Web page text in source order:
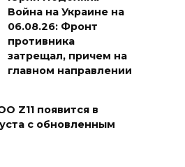
Война на Украине на
06.08.26: Фронт
противника
затрещал, причем на
главном направлении
Z11 появится в
с обновленным